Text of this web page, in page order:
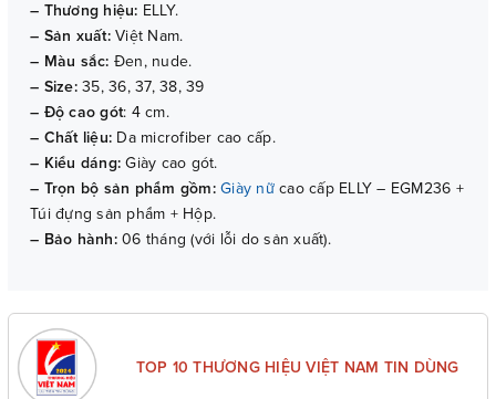
– Thương hiệu: ELLY.
– Sản xuất:Việt Nam.
– Màu sắc: Đen, nude.
– Size:35, 36, 37, 38, 39
– Độ cao gót: 4 cm.
– Chất liệu: Da microfiber cao cấp.
– Kiểu dáng: Giày cao gót.
– Trọn bộ sản phẩm gồm: Giày nữcao cấp ELLY – EGM236 +
Túi đựng sản phẩm + Hộp.
– Bảo hành:06 tháng (với lỗi do sản xuất).
TOP 10 THƯƠNG HIỆU VIỆT NAM TIN DÙNG